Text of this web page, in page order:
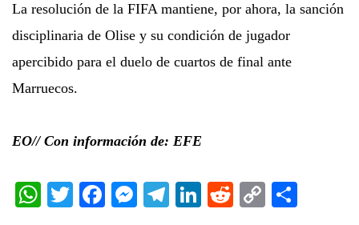
La resolución de la FIFA mantiene, por ahora, la sanción
disciplinaria de Olise y su condición de jugador
apercibido para el duelo de cuartos de final ante
Marruecos.
EO// Con información de: EFE
WhatsApp
TwitterFacebook
Messenger
Telegram
LinkedIn
Reddit
Copy